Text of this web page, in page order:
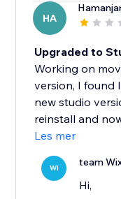
HA
Upgraded to
Working on
version, I found
new studio
reinstall and
Les mer
WI team
Hi,